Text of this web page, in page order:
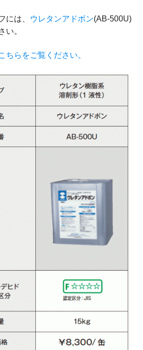
には、 ウレタンアドボン(AB-500U)
い。
ちらをご覧ください。